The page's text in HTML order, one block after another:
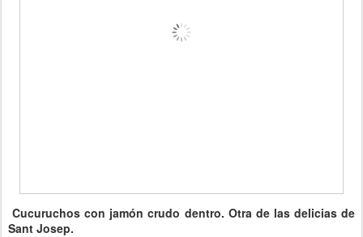
Cucuruchos con jamón crudo dentro. Otra de las delicias de
Sant Josep.